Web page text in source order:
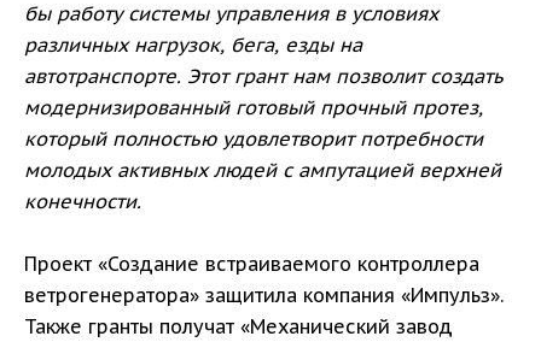
бы работу системы управления в условиях
различных нагрузок, бега, езды на
автотранспорте. Этот грант нам позволит создать
модернизированный готовый прочный протез,
который полностью удовлетворит потребности
молодых активных людей с ампутацией верхней
конечности.
Проект «Создание встраиваемого контроллера
ветрогенератора» защитила компания «Импульз».
Также гранты получат «Механический завод